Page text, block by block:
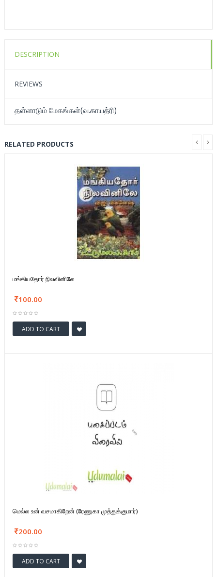
DESCRIPTION
REVIEWS
தள்ளாடும் மேகங்கள்(வ.காயத்ரி)
RELATED PRODUCTS
மங்கியதோர் நிலவினிலே
100.00
ADD TO CART
மெல்ல உன் வசமாகிறேன் (ரேணுகா முத்துக்குமார்)
200.00
ADD TO CART